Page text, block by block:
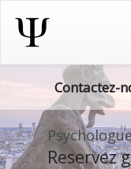
Contactez-
Reservez